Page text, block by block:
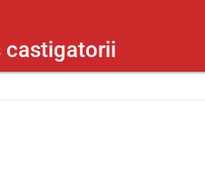
castigatorii